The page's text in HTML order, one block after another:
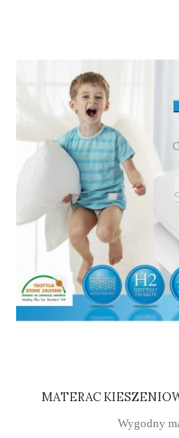
MATERAC
Wygodny